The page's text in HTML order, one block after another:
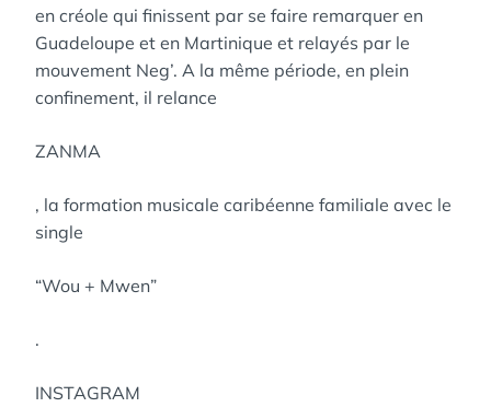
en créole qui finissent par se faire remarquer en
Guadeloupe et en Martinique et relayés par le
mouvement Neg’. A la même période, en plein
confinement, il relance
ZANMA
, la formation musicale caribéenne familiale avec le
single
“Wou + Mwen”
.
INSTAGRAM